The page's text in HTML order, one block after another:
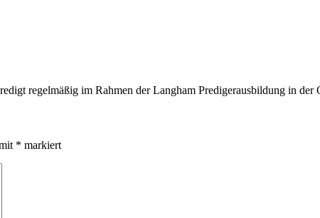
regelmäßig im Rahmen der Langham Predigerausbildung in der
* markiert